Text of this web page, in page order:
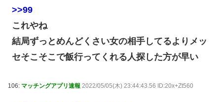
>>99
これやね
結局ずっとめんどくさい女の相手してるよりメッ
セそこそこで飯行ってくれる人探した方が早い
106: マッチングアプリ速報 2022/05/05(木) 23:44:43.56 ID:20x+Zt560